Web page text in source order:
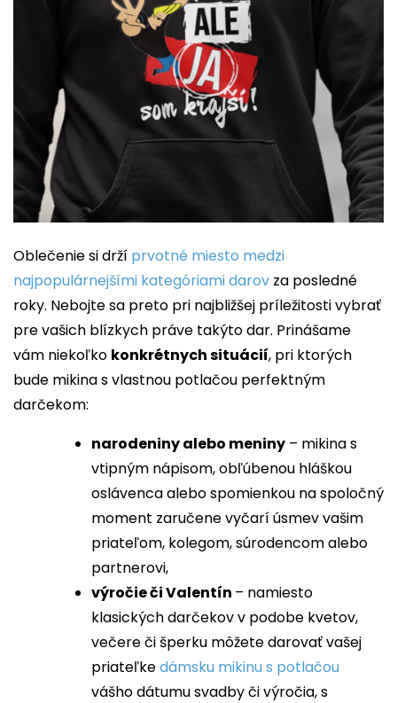
Oblečenie si drží prvotné miesto medzi
najpopulárnejšími kategóriami darov za posledné
roky. Nebojte sa preto pri najbližšej príležitosti vybrať
pre vašich blízkych práve takýto dar. Prinášame
vám niekoľko konkrétnych situácií, pri ktorých
bude mikina s vlastnou potlačou perfektným
darčekom:
narodeniny alebo meniny – mikina s
vtipným nápisom, obľúbenou hláškou
oslávenca alebo spomienkou na spoločný
moment zaručene vyčarí úsmev vašim
priateľom, kolegom, súrodencom alebo
partnerovi,
výročie či Valentín – namiesto
klasických darčekov v podobe kvetov,
večere či šperku môžete darovať vašej
priateľkedámsku mikinu s potlačou
vášho dátumu svadby či výročia, s